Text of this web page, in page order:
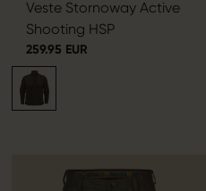
Veste Stornoway Active
Shooting HSP
259.95 EUR